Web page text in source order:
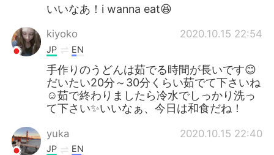
いいなあ！i wanna eat😆
kiyoko 2020.10.15 22:54
JP EN
手作りのうどんは茹でる時間が長いです😊
だいたい20分～30分くらい茹でて下さいね
☺️茹で終わりましたら冷水でしっかり洗っ
て下さい✨いいなぁ、今日は和食だね！
yuka 2020.10.15 22:40
JP EN